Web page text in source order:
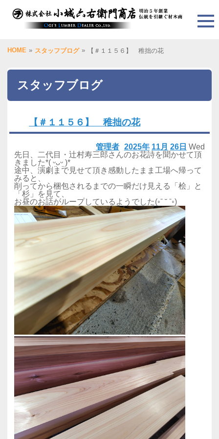
HOME » スタッフブログ » 【＃１１５６】 稚拙の花
スタッフブログ
【＃１１５６】 稚拙の花
2025年 11月 26日 Wed
管理者
先日、二代目・辻村寿三郎さんのお花詩を聞かせて頂
きました*( ᵕ̤ᴗᵕ̤ )*
途中、演劇まで見せて頂き感動したまま工場へ帰って
みると、
削ってから梱包されるまでの一瞬だけ見える「桧」と
「杉」を見て、
お昼のお話がループしているようでした(◦ˉ ˘ ˉ◦)